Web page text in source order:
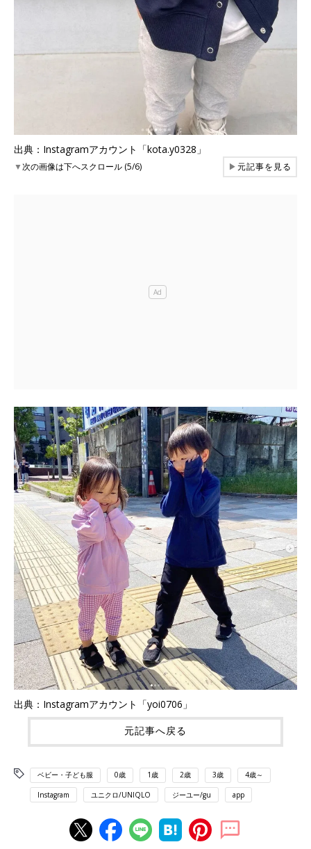
出典：Instagramアカウント「kota.y0328」
▼次の画像は下へスクロール (5/6) ▶元記事を見る
出典：Instagramアカウント「yoi0706」
元記事へ戻る
ベビー・子ども服 0歳 1歳 2歳 3歳 4歳～
Instagram ユニクロ/UNIQLO ジーユー/gu app